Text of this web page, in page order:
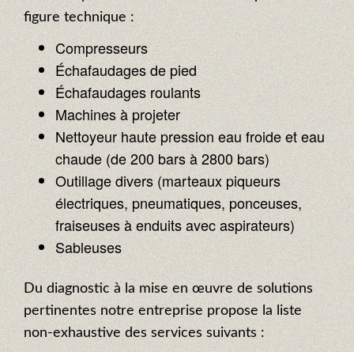
figure technique :
Compresseurs
Échafaudages de pied
Échafaudages roulants
Machines à projeter
Nettoyeur haute pression eau froide et eau
chaude (de 200 bars à 2800 bars)
Outillage divers (marteaux piqueurs
électriques, pneumatiques, ponceuses,
fraiseuses à enduits avec aspirateurs)
Sableuses
Du diagnostic à la mise en œuvre de solutions
pertinentes notre entreprise propose la liste
non-exhaustive des services suivants :